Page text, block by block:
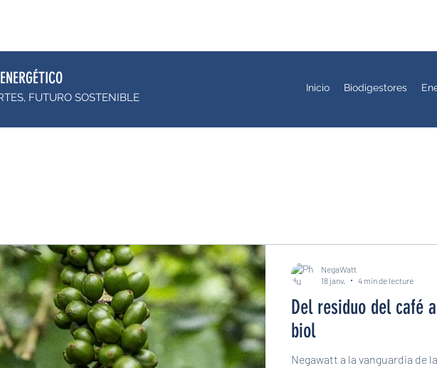
FUTURO SOSTENIBLE
Inicio Biodigestores
Del residuo del café
biol
Negawatt a la vanguardia de
NegaWatt
18 janv.
4 min de lecture